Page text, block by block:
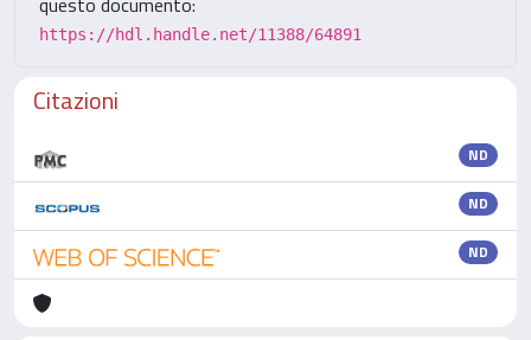
https://hdl.handle.net/11388/64891
Citazioni
ND
ND
ND